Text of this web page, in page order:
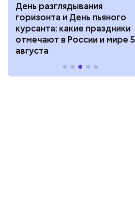
День разглядывания
горизонта и День пьяного
курсанта: какие праздники
отмечают в России и мире 5
августа